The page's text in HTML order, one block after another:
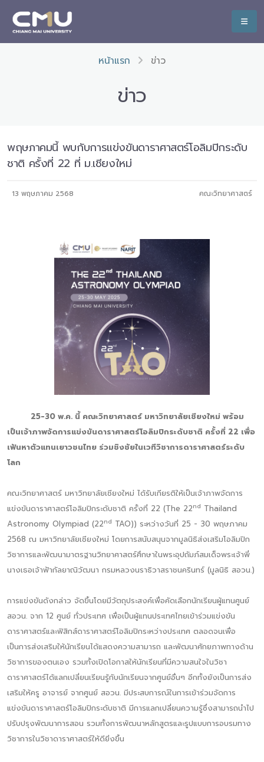
หน้าแรก ข่าว
ข่าว
พฤษภาคมนี้ พบกับการแข่งขันดาราศาสตร์โอลิมปิกระดับ
ชาติ ครั้งที่ 22 ที่ ม.เชียงใหม่
13 พฤษภาคม 2568 คณะวิทยาศาสตร์
25-30 พ.ค. นี้ คณะวิทยาศาสตร์ มหาวิทยาลัยเชียงใหม่ พร้อม
เป็นเจ้าภาพจัดการแข่งขันดาราศาสตร์โอลิมปิกระดับชาติ ครั้งที่ 22 เพื่อ
เฟ้นหาตัวแทนเยาวชนไทย ร่วมชิงชัยในเวทีวิชาการดาราศาสตร์ระดับ
โลก
คณะวิทยาศาสตร์ มหาวิทยาลัยเชียงใหม่ ได้รับเกียรติให้เป็นเจ้าภาพจัดการ
แข่งขันดาราศาสตร์โอลิมปิกระดับชาติ ครั้งที่ 22 (The 22nd Thailand
Astronomy Olympiad (22nd TAO)) ระหว่างวันที่ 25 - 30 พฤษภาคม
2568 ณ มหาวิทยาลัยเชียงใหม่ โดยการสนับสนุนจากมูลนิธิส่งเสริมโอลิมปิก
วิชาการและพัฒนามาตรฐานวิทยาศาสตร์ศึกษาในพระอุปถัมภ์สมเด็จพระเจ้าพี่
นางเธอเจ้าฟ้ากัลยาณิวัฒนา กรมหลวงนราธิวาสราชนครินทร์ (มูลนิธิ สอวน.)
การแข่งขันดังกล่าว จัดขึ้นโดยมีวัตถุประสงค์เพื่อคัดเลือกนักเรียนผู้แทนศูนย์
สอวน. จาก 12 ศูนย์ ทั่วประเทศ เพื่อเป็นผู้แทนประเทศไทยเข้าร่วมแข่งขัน
ดาราศาสตร์และฟิสิกส์ดาราศาสตร์โอลิมปิกระหว่างประเทศ ตลอดจนเพื่อ
เป็นการส่งเสริมให้นักเรียนได้แสดงความสามารถ และพัฒนาศักยภาพทางด้าน
วิชาการของตนเอง รวมทั้งเปิดโอกาสให้นักเรียนที่มีความสนใจในวิชา
ดาราศาสตร์ได้แลกเปลี่ยนเรียนรู้กับนักเรียนจากศูนย์อื่นๆ อีกทั้งยังเป็นการส่ง
เสริมให้ครู อาจารย์ จากศูนย์ สอวน. มีประสบการณ์ในการเข้าร่วมจัดการ
แข่งขันดาราศาสตร์โอลิมปิกระดับชาติ มีการแลกเปลี่ยนความรู้ซึ่งสามารถนำไป
ปรับปรุงพัฒนาการสอน รวมทั้งการพัฒนาหลักสูตรและรูปแบบการอบรมทาง
วิชาการในวิชาดาราศาสตร์ให้ดียิ่งขึ้น